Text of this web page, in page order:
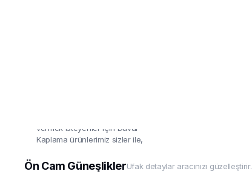
vermek isteyenler için Duvar
Kaplama ürünlerimiz sizler ile,
Ön Cam GüneşliklerUfak detaylar aracınızı güzelleştirir.